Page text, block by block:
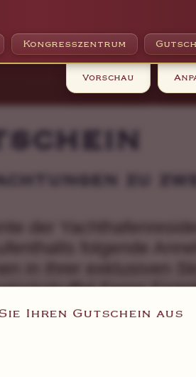
Kongresszentrum
Vorschau
Ihren Gutschein aus
zu
folgende
in Ihrer exklusiven
Freier
den Fitnessbereich